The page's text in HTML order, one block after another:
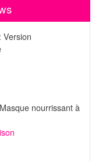
Version
nourrissant à